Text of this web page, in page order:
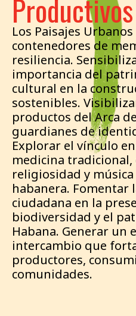
Productivos
Los Paisajes
contenedores de
resiliencia.
importancia del
cultural en la
sostenibles.
productos del Arca
guardianes de
Explorar el vínculo
medicina
religiosidad y
habanera. Fomentar
ciudadana en la
biodiversidad y el
Habana. Generar un
intercambio que
productores,
comunidades.